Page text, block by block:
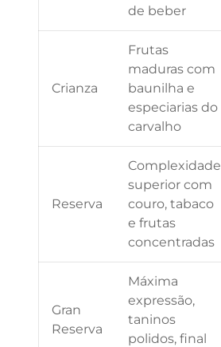
de beber
Crianza
Frutas
maduras com
baunilha e
especiarias do
carvalho
Reserva
Complexidade
superior com
couro, tabaco
e frutas
concentradas
Gran
Reserva
Máxima
expressão,
taninos
polidos, final